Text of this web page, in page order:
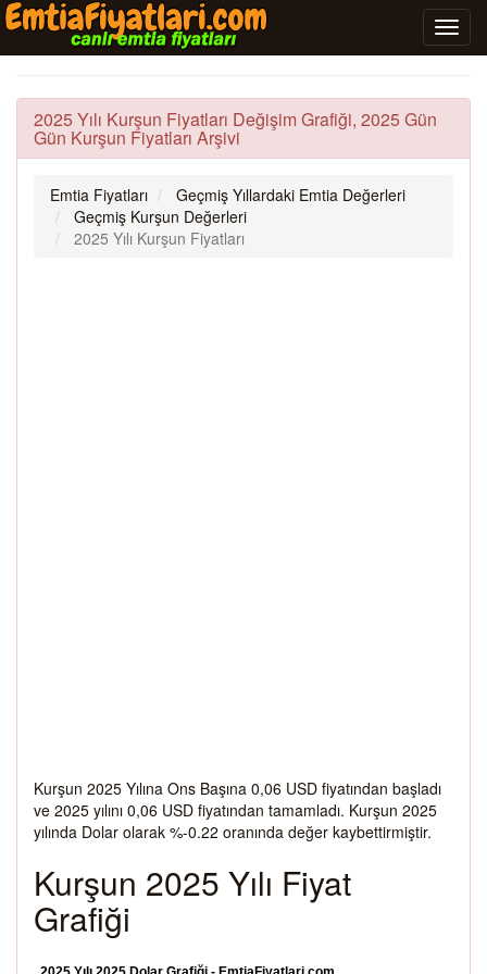
2025 Yılı Kurşun Fiyatları Değişim Grafiği, 2025 Gün
Gün Kurşun Fiyatları Arşivi
Emtia Fiyatları
Geçmiş Yıllardaki Emtia Değerleri
Geçmiş Kurşun Değerleri
2025 Yılı Kurşun Fiyatları
Kurşun 2025 Yılına Ons Başına 0,06 USD fiyatından başladı
ve 2025 yılını 0,06 USD fiyatından tamamladı. Kurşun 2025
yılında Dolar olarak %-0.22 oranında değer kaybettirmiştir.
Kurşun 2025 Yılı Fiyat
Grafiği